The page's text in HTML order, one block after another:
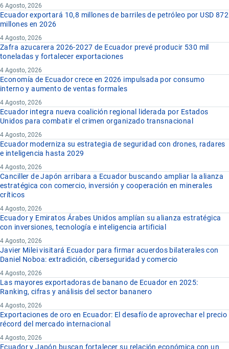
6 Agosto, 2026
Ecuador exportará 10,8 millones de barriles de petróleo por USD 872
millones en 2026
4 Agosto, 2026
Zafra azucarera 2026-2027 de Ecuador prevé producir 530 mil
toneladas y fortalecer exportaciones
4 Agosto, 2026
Economía de Ecuador crece en 2026 impulsada por consumo
interno y aumento de ventas formales
4 Agosto, 2026
Ecuador integra nueva coalición regional liderada por Estados
Unidos para combatir el crimen organizado transnacional
4 Agosto, 2026
Ecuador moderniza su estrategia de seguridad con drones, radares
e inteligencia hasta 2029
4 Agosto, 2026
Canciller de Japón arribara a Ecuador buscando ampliar la alianza
estratégica con comercio, inversión y cooperación en minerales
críticos
4 Agosto, 2026
Ecuador y Emiratos Árabes Unidos amplían su alianza estratégica
con inversiones, tecnología e inteligencia artificial
4 Agosto, 2026
Javier Milei visitará Ecuador para firmar acuerdos bilaterales con
Daniel Noboa: extradición, ciberseguridad y comercio
4 Agosto, 2026
Las mayores exportadoras de banano de Ecuador en 2025:
Ranking, cifras y análisis del sector bananero
4 Agosto, 2026
Exportaciones de oro en Ecuador: El desafío de aprovechar el precio
récord del mercado internacional
4 Agosto, 2026
Ecuador y Japón buscan fortalecer su relación económica con un